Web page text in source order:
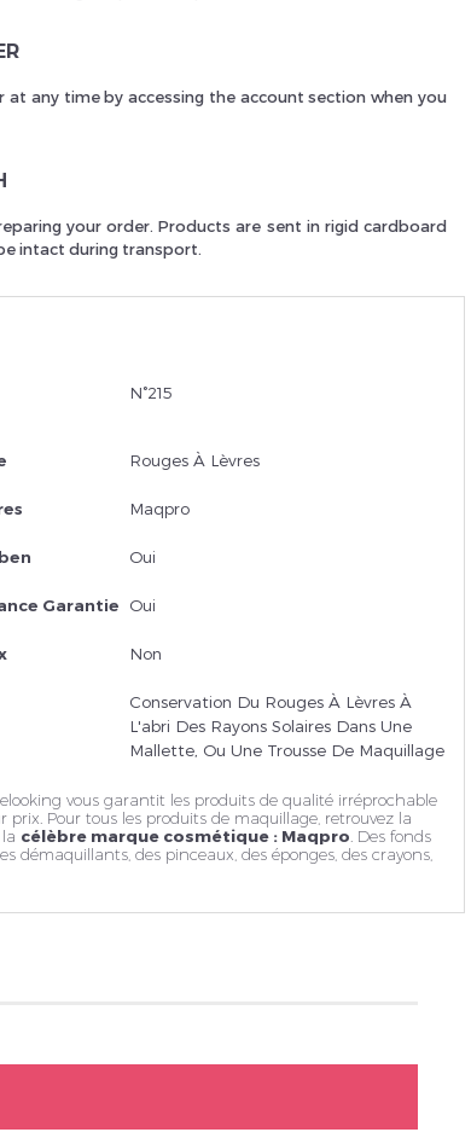
at any time by accessing the account section when you
your order. Products are sent in rigid cardboard
intact during transport.
N°215
Rouges À Lèvres
Maqpro
Oui
Garantie Oui
Non
Conservation Du Rouges À Lèvres À
L'abri Des Rayons Solaires Dans Une
Mallette, Ou Une Trousse De Maquillage
vous garantit les produits de qualité irréprochable
prix. Pour tous les produits de maquillage, retrouvez la
célèbre marque cosmétique : Maqpro . Des fonds
démaquillants , des pinceaux, des éponges, des crayons,